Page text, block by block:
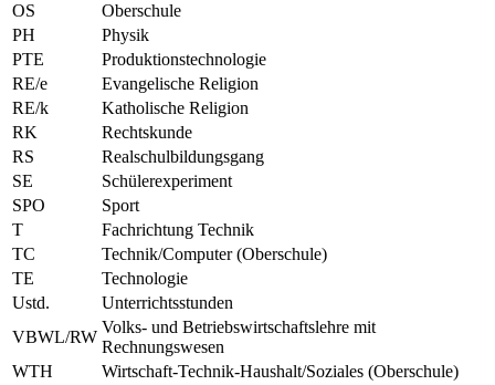
OS
Oberschule
PH
Physik
PTE
Produktionstechnologie
RE/e
Evangelische Religion
RE/k
Katholische Religion
RK
Rechtskunde
RS
Realschulbildungsgang
SE
Schülerexperiment
SPO
Sport
T
Fachrichtung Technik
TC
Technik/Computer (Oberschule)
TE
Technologie
Ustd.
Unterrichtsstunden
VBWL/RW
Volks- und Betriebswirtschaftslehre mit
Rechnungswesen
WTH
Wirtschaft-Technik-Haushalt/Soziales (Oberschule)